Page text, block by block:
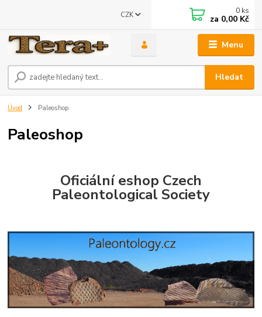
Menu
CZK
Hledat
0 ks
za 0,00 Kč
Úvod Paleoshop
Paleoshop
Oficiální eshop Czech
Paleontological Society